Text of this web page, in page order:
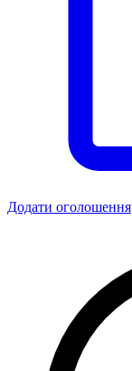
Додати оголошення